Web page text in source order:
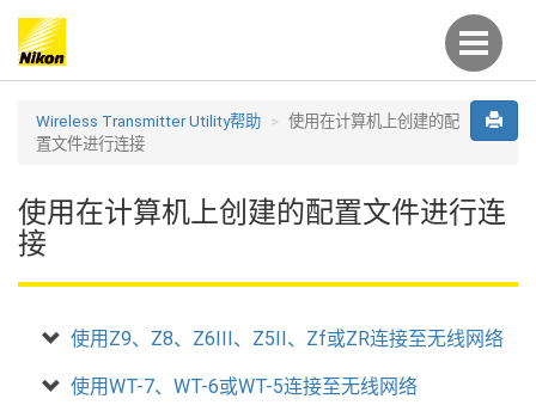
Wireless Transmitter Utility帮助
使用在计算机上创建的配
置文件进行连接
使用在计算机上创建的配置文件进行连
接
使用Z9、Z8、Z6III、Z5II、Zf或ZR连接至无线网络
使用WT-7、WT-6或WT-5连接至无线网络